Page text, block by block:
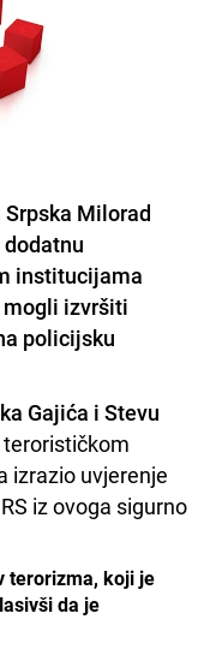
Milorad
institucijama
izvršiti
policijsku
Gajića i Stevu
terorističkom
izrazio uvjerenje
iz ovoga sigurno
terorizma, koji je
da je